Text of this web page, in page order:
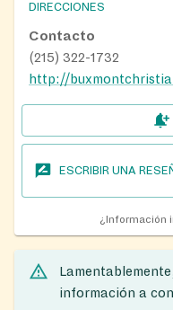
DIRECCIONES
Contacto
(215) 322-1732
ESCRIBIR UNA
¿Información
información a